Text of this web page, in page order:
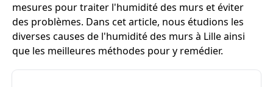
mesures pour traiter l'humidité des murs et éviter
des problèmes. Dans cet article, nous étudions les
diverses causes de l'humidité des murs à Lille ainsi
que les meilleures méthodes pour y remédier.